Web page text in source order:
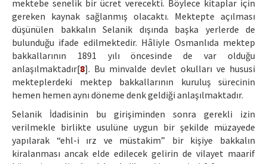
mektebe senelik bir ücret verecekti. Böylece kitaplar için
gereken kaynak sağlanmış olacaktı. Mektepte açılması
düşünülen bakkalın Selanik dışında başka yerlerde de
bulunduğu ifade edilmektedir. Hâliyle Osmanlıda mektep
bakkallarının 1891 yılı öncesinde de var olduğu
anlaşılmaktadır[8]. Bu minvalde devlet okulları ve hususi
mekteplerdeki mektep bakkallarının kuruluş sürecinin
hemen hemen aynı döneme denk geldiği anlaşılmaktadır.
Selanik İdadisinin bu girişiminden sonra gerekli izin
verilmekle birlikte usulüne uygun bir şekilde müzayede
yapılarak “ehl-i ırz ve müstakim” bir kişiye bakkalın
kiralanması ancak elde edilecek gelirin de vilayet maarif